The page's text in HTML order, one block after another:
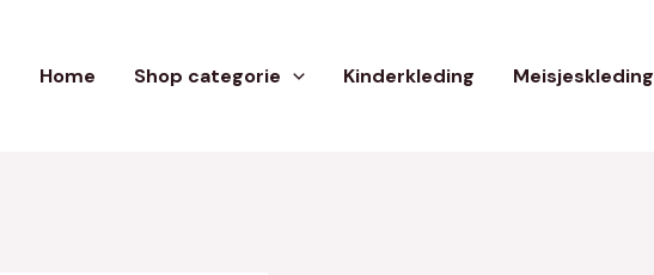
Home Shop categorie Kinderkleding Meisjeskleding